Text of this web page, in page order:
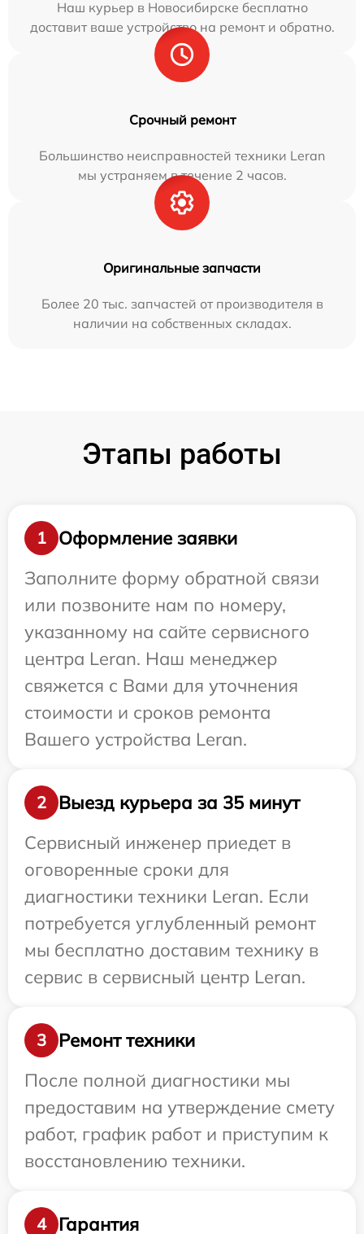
Наш курьер в Новосибирске бесплатно
доставит ваше устройство на ремонт и обратно.
Срочный ремонт
Большинство неисправностей техники Leran
мы устраняем в течение 2 часов.
Оригинальные запчасти
Более 20 тыс. запчастей от производителя в
наличии на собственных складах.
Этапы работы
1
Оформление заявки
Заполните форму обратной связи
или позвоните нам по номеру,
указанному на сайте сервисного
центра Leran. Наш менеджер
свяжется с Вами для уточнения
стоимости и сроков ремонта
Вашего устройства Leran.
2
Выезд курьера за 35 минут
Сервисный инженер приедет в
оговоренные сроки для
диагностики техники Leran. Если
потребуется углубленный ремонт
мы бесплатно доставим технику в
сервис в сервисный центр Leran.
3
Ремонт техники
После полной диагностики мы
предоставим на утверждение смету
работ, график работ и приступим к
восстановлению техники.
4 Гарантия